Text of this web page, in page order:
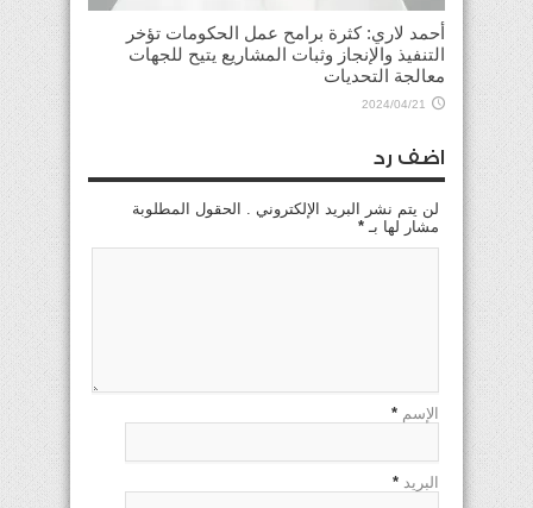
أحمد لاري: كثرة برامح عمل الحكومات تؤخر
التنفيذ والإنجاز وثبات المشاريع يتيح للجهات
معالجة التحديات
2024/04/21
اضف رد
لن يتم نشر البريد الإلكتروني . الحقول المطلوبة
مشار لها بـ *
الإسم *
البريد *